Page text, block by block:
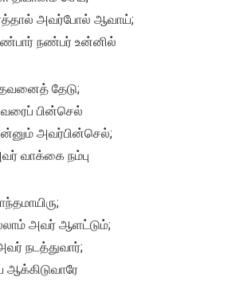
அவர்போல் ஆவாய்;
நண்பர் உன்னில்
தேடு;
பின்செல்
அவர்பின்செல்;
வாக்கை நம்பு
அவர் ஆளட்டும்;
நடத்துவார்;